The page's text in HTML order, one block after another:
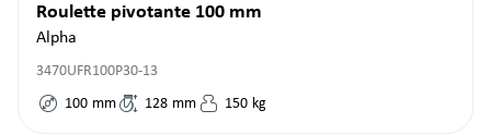
Roulette pivotante 100 mm
Alpha
3470UFR100P30-13
100 mm 128 mm 150 kg